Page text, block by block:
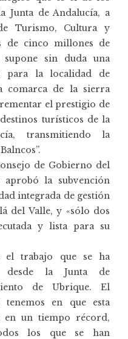
Junta de Andalucía, a
Turismo, Cultura y
de cinco millones de
supone sin duda una
para la localidad de
comarca de la sierra
el prestigio de
turísticos de la
transmitiendo la
de Gobierno del
aprobó la subvención
integrada de gestión
del Valle, y «sólo dos
y lista para su
el trabajo que se ha
desde la Junta de
de Ubrique. El
en que esta
en un tiempo récord,
los que se han